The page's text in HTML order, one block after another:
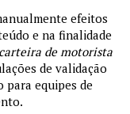
efeitos
e na finalidade
de motorista
de validação
equipes de